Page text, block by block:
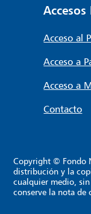
Accesos
Acceso al
Acceso a
Acceso a
Contacto
Copyright © Fondo
distribución y la
cualquier medio,
conserve la nota de